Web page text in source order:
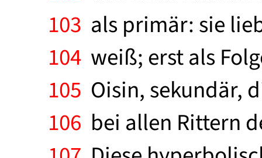
103 als primär: sie
104 weiß; erst als
105 Oisin, sekundär,
106 bei allen Rittern